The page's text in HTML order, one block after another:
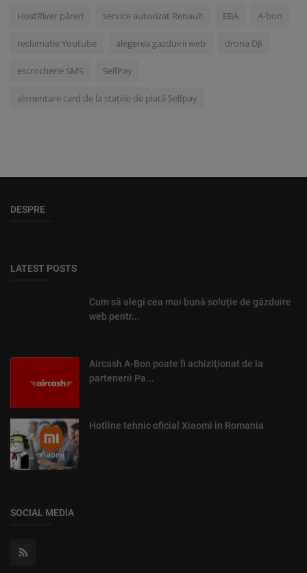
HostRiver păreri service autorizat Renault EBA A-bon
reclamatie Youtube alegerea gazduirii web drona DJI
escrocherie SMS SelfPay
alimentare card de la stațiile de plată Selfpay
DESPRE
LATEST POSTS
Cum să alegi cea mai bună soluție de găzduire
web pentr...
Aircash A-Bon poate fi achiziţionat de la
partenerii Pa...
Hotline tehnic oficial Xiaomi in Romania
SOCIAL MEDIA